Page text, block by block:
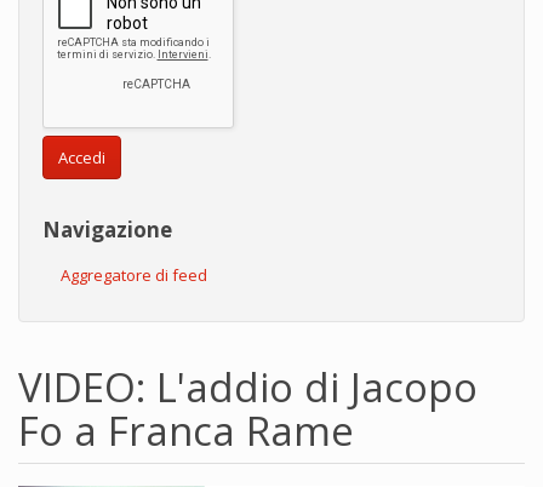
Accedi
Navigazione
Aggregatore di feed
VIDEO: L'addio di Jacopo
Fo a Franca Rame